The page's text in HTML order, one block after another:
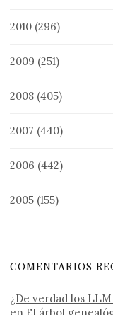
2010 (296)
2009 (251)
2008 (405)
2007 (440)
2006 (442)
2005 (155)
COMENTARIOS
¿De verdad los